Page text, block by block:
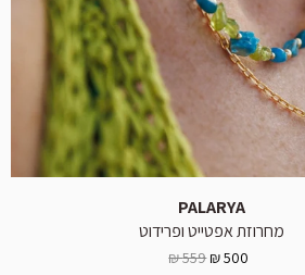
PALARYA
מחרוזת אפטייט ופרידוט
500 ₪
559 ₪